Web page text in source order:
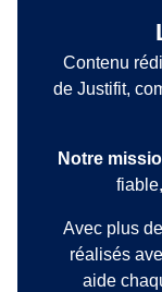
Contenu
de Justifit,
Notre
Avec plus
réalisés
aide